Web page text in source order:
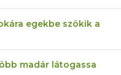
egekbe szökik a
madár látogassa